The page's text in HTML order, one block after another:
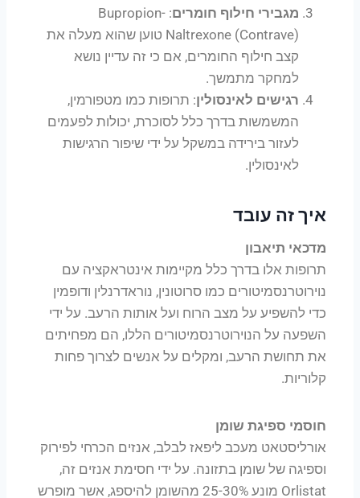
מגבירי חילוף חומרים : Bupropion-
Naltrexone (Contrave) טוען שהוא מעלה את
קצב חילוף החומרים, אם כי זה עדיין נושא
למחקר מתמשך.
רגישים לאינסולין: תרופות כמו מטפורמין,
המשמשות בדרך כלל לסוכרת, יכולות לפעמים
לעזור בירידה במשקל על ידי שיפור הרגישות
לאינסולין.
איך זה עובד
מדכאי תיאבון
תרופות אלו בדרך כלל מקיימות אינטראקציה עם
נוירוטרנסמיטורים כמו סרוטונין, נוראדרנלין ודופמין
כדי להשפיע על מצב הרוח ועל אותות הרעב. על ידי
השפעה על הנוירוטרנסמיטורים הללו, הם מפחיתים
את תחושת הרעב, ומקלים על אנשים לצרוך פחות
קלוריות.
חוסמי ספיגת שומן
אורליסטאט מעכב ליפאז לבלב, אנזים הכרחי לפירוק
וספיגה של שומן בתזונה. על ידי חסימת אנזים זה,
Orlistat מונע 25-30% מהשומן להיספג, אשר מופרש